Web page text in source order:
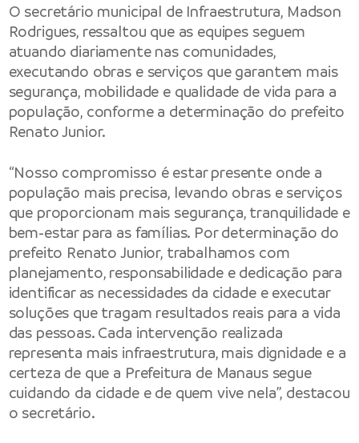
O secretário municipal de Infraestrutura, Madson
Rodrigues, ressaltou que as equipes seguem
atuando diariamente nas comunidades,
executando obras e serviços que garantem mais
segurança, mobilidade e qualidade de vida para a
população, conforme a determinação do prefeito
Renato Junior.
“Nosso compromisso é estar presente onde a
população mais precisa, levando obras e serviços
que proporcionam mais segurança, tranquilidade e
bem-estar para as famílias. Por determinação do
prefeito Renato Junior, trabalhamos com
planejamento, responsabilidade e dedicação para
identificar as necessidades da cidade e executar
soluções que tragam resultados reais para a vida
das pessoas. Cada intervenção realizada
representa mais infraestrutura, mais dignidade e a
certeza de que a Prefeitura de Manaus segue
cuidando da cidade e de quem vive nela”, destacou
o secretário.